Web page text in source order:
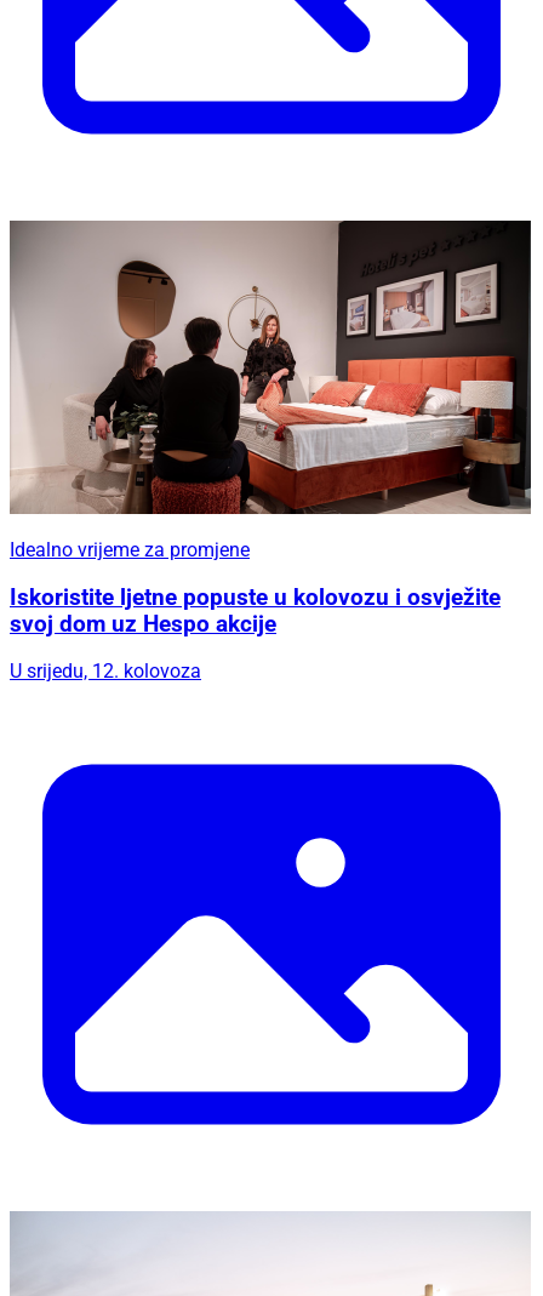
Idealno vrijeme za promjene
Iskoristite ljetne popuste u kolovozu i osvježite
svoj dom uz Hespo akcije
U srijedu, 12. kolovoza